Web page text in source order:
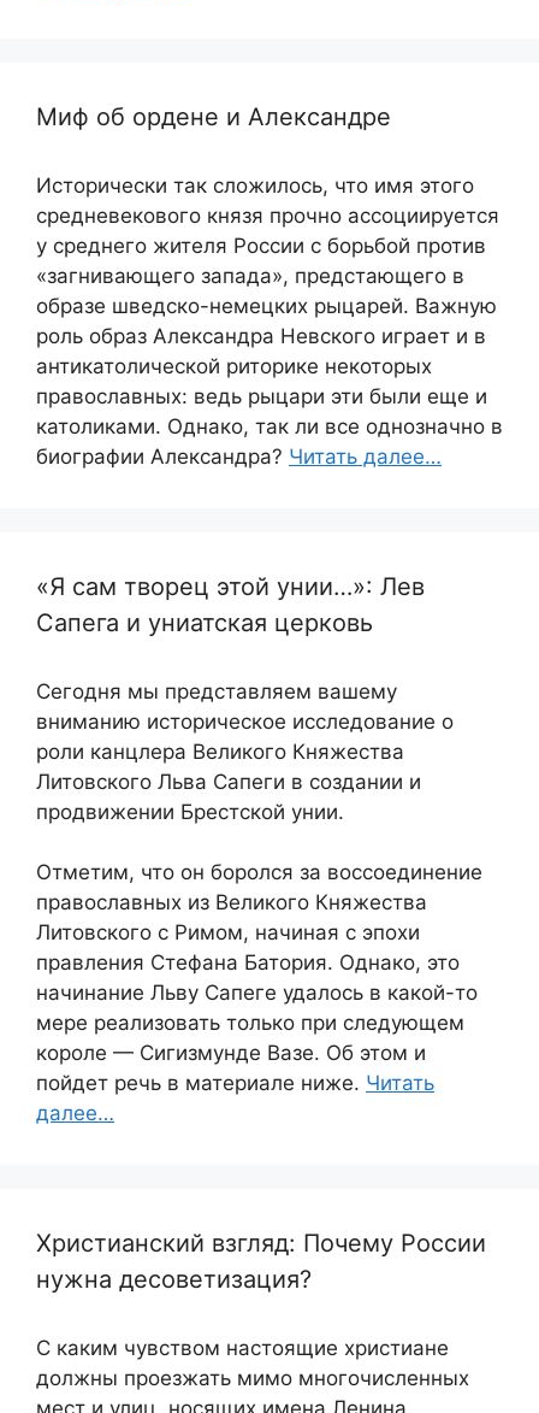
Миф об ордене и Александре
Исторически так сложилось, что имя этого
средневекового князя прочно ассоциируется
у среднего жителя России с борьбой против
«загнивающего запада», предстающего в
образе шведско-немецких рыцарей. Важную
роль образ Александра Невского играет и в
антикатолической риторике некоторых
православных: ведь рыцари эти были еще и
католиками. Однако, так ли все однозначно в
биографии Александра? Читать далее…
«Я сам творец этой унии…»: Лев
Сапега и униатская церковь
Сегодня мы представляем вашему
вниманию историческое исследование о
роли канцлера Великого Княжества
Литовского Льва Сапеги в создании и
продвижении Брестской унии.
Отметим, что он боролся за воссоединение
православных из Великого Княжества
Литовского с Римом, начиная с эпохи
правления Стефана Батория. Однако, это
начинание Льву Сапеге удалось в какой-то
мере реализовать только при следующем
короле — Сигизмунде Вазе. Об этом и
пойдет речь в материале ниже. Читать
далее…
Христианский взгляд: Почему России
нужна десоветизация?
С каким чувством настоящие христиане
должны проезжать мимо многочисленных